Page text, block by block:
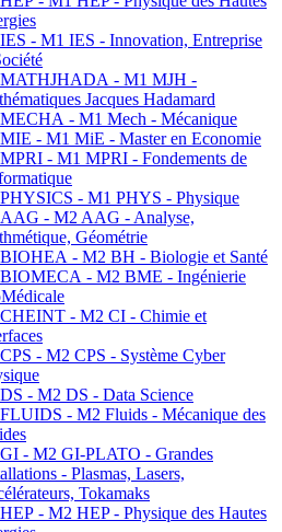
- M1 IES - Innovation, Entreprise
- M1 MJH -
Jacques Hadamard
- M1 Mech - Mécanique
- M1 MiE - Master en Economie
- M1 MPRI - Fondements de
- M1 PHYS - Physique
- M2 AAG - Analyse,
Géométrie
- M2 BH - Biologie et Santé
- M2 BME - Ingénierie
- M2 CI - Chimie et
- M2 CPS - Système Cyber
- M2 DS - Data Science
- M2 Fluids - Mécanique des
- M2 GI-PLATO - Grandes
- Plasmas, Lasers,
Tokamaks
- M2 HEP - Physique des Hautes